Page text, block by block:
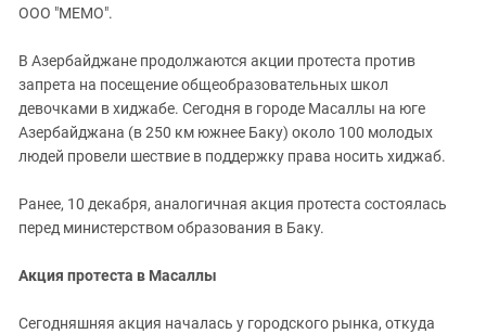
СКФО
Чечня
Южная Осетия
Южный Кавказ
ООО "МЕМО".
В Азербайджане продолжаются акции протеста против
запрета на посещение общеобразовательных школ
девочками в хиджабе. Сегодня в городе Масаллы на юге
Азербайджана (в 250 км южнее Баку) около 100 молодых
людей провели шествие в поддержку права носить хиджаб.
Ранее, 10 декабря, аналогичная акция протеста состоялась
перед министерством образования в Баку.
Акция протеста в Масаллы
Сегодняшняя акция началась у городского рынка, откуда